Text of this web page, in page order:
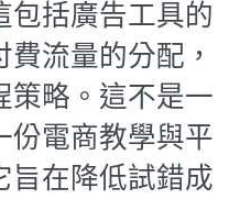
包括廣告工具的
流量的分配，
策略。這不是一
份電商教學與平
旨在降低試錯成